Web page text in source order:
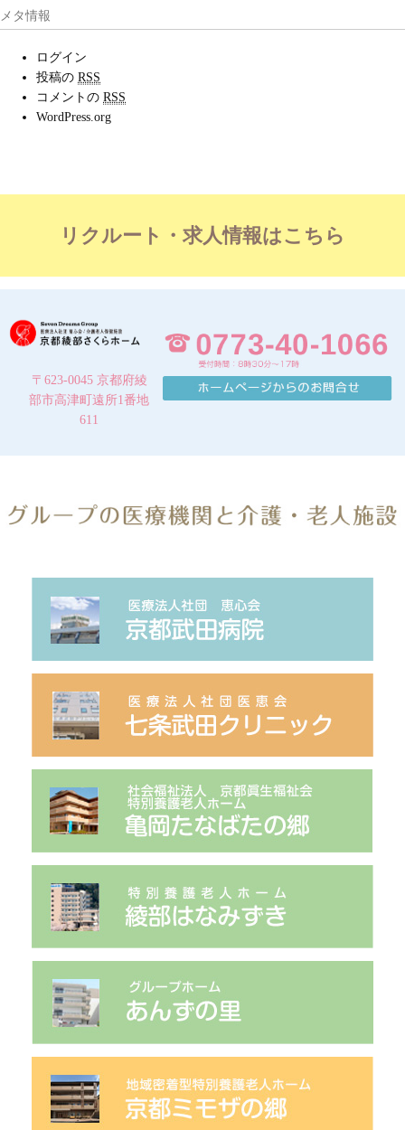
メタ情報
ログイン
投稿の RSS
コメントの RSS
WordPress.org
リクルート・求人情報はこちら
〒623-0045 京都府綾
部市高津町遠所1番地
611